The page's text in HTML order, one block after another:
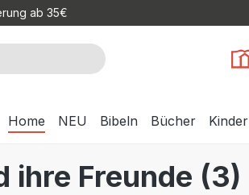
springen
ab 35€
Home NEU Bibeln Bücher Kinder
ihre Freunde (3)